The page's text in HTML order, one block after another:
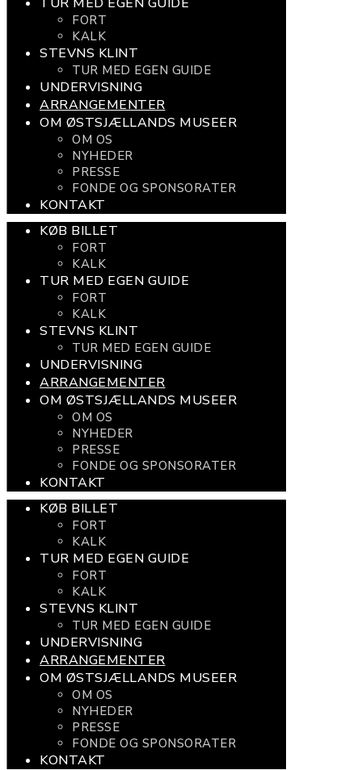
FORT
KALK
STEVNS KLINT
TUR MED EGEN GUIDE
UNDERVISNING
ARRANGEMENTER
OM ØSTSJÆLLANDS MUSEER
OM OS
NYHEDER
PRESSE
FONDE OG SPONSORATER
KONTAKT
KØB BILLET
FORT
KALK
TUR MED EGEN GUIDE
FORT
KALK
STEVNS KLINT
TUR MED EGEN GUIDE
UNDERVISNING
ARRANGEMENTER
OM ØSTSJÆLLANDS MUSEER
OM OS
NYHEDER
PRESSE
FONDE OG SPONSORATER
KONTAKT
KØB BILLET
FORT
KALK
TUR MED EGEN GUIDE
FORT
KALK
STEVNS KLINT
TUR MED EGEN GUIDE
UNDERVISNING
ARRANGEMENTER
OM ØSTSJÆLLANDS MUSEER
OM OS
NYHEDER
PRESSE
FONDE OG SPONSORATER
KONTAKT